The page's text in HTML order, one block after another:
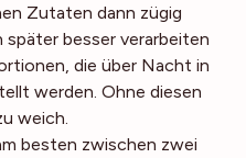
Zutaten dann zügig
später besser verarbeiten
die über Nacht in
werden. Ohne diesen
weich.
besten zwischen zwei